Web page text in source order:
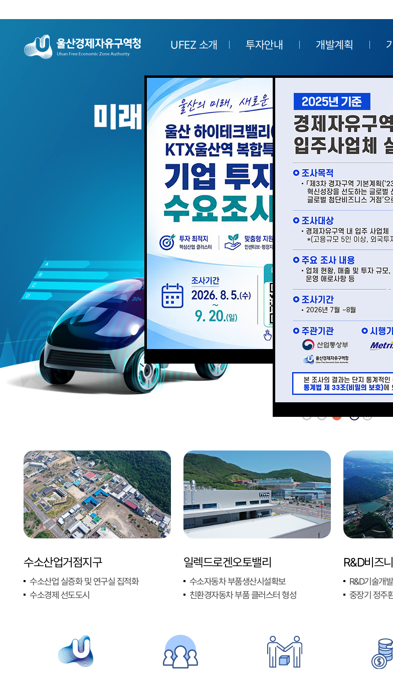
UFEZ 소개 투자안내 개발계획
미래 신산업 선도로 지역
수소산업거점지구
수소산업 실증화 및 연구실 집적화
수소경제 선도도시
일렉드로겐오토밸리
수소자동차 부품생산시설확보
친환경자동차 부품 클러스터 형성
R&D비즈
R&D기술개
중장기 정주